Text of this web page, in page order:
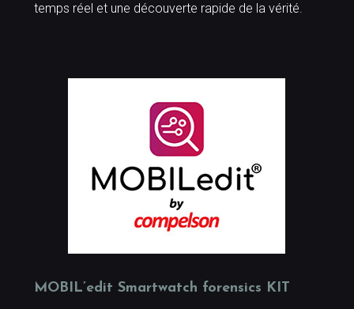
temps réel et une découverte rapide de la vérité.
MOBIL’edit Smartwatch forensics KIT